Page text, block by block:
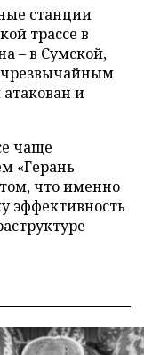
станции
трассе в
– в Сумской,
чрезвычайным
и
чаще
«Герань
что именно
эффективность